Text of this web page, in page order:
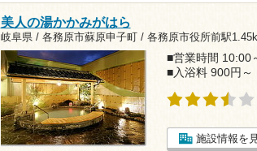
美人の湯かかみがはら
岐阜県 / 各務原市蘇原申子町 / 各務原市役所前駅
■営業時間 10:00
■入浴料 900円～
施設情報を